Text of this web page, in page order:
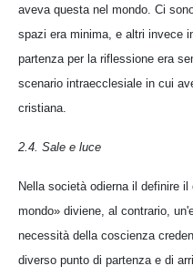
aveva questa nel mondo. Ci
spazi era minima, e altri invece
partenza per la riflessione era
scenario intraecclesiale in cui
cristiana.
2.4. Sale e luce
Nella società odierna il definire
mondo» diviene, al contrario,
necessità della coscienza
diverso punto di partenza e di